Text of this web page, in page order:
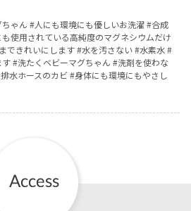
ゃん 人にも環境にも優しいお洗濯
合成
使用されている高純度のマグネシウムだけ
できれいにします 水を汚さない 水素水
す
洗たくベビーマグちゃん
洗剤を使わな
水ホースのカビ 身体にも環境にもやさし
妊婦健診
お産について
予防接種